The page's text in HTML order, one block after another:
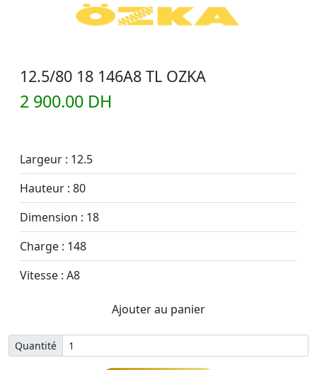
12.5/80 18 146A8 TL OZKA
2 900.00 DH
Largeur : 12.5
Hauteur : 80
Dimension : 18
Charge : 148
Vitesse : A8
Ajouter au panier
Quantité